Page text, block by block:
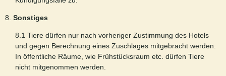
8. Sonstiges
8.1 Tiere dürfen nur nach vorheriger Zustimmung des Hotels
und gegen Berechnung eines Zuschlages mitgebracht werden.
In öffentliche Räume, wie Frühstücksraum etc. dürfen Tiere
nicht mitgenommen werden.